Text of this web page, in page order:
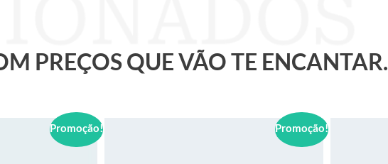
PREÇOS QUE VÃO TE ENCANTAR.
Promoção! Promoção!